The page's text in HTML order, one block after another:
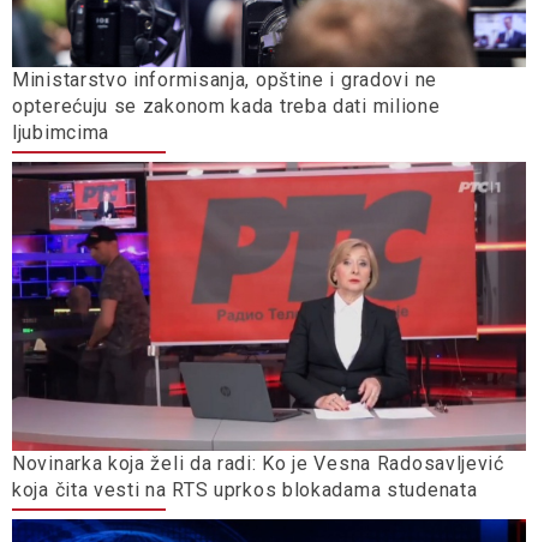
Ministarstvo informisanja, opštine i gradovi ne
opterećuju se zakonom kada treba dati milione
ljubimcima
Novinarka koja želi da radi: Ko je Vesna Radosavljević
koja čita vesti na RTS uprkos blokadama studenata